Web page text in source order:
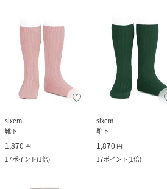
sixem
靴下
1,870 円
17ポイント(1倍)
sixem
靴下
1,870 円
17ポイント(1倍)